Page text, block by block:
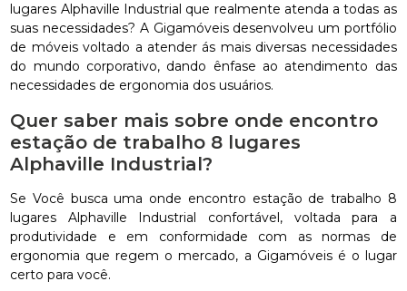
lugares Alphaville Industrial que realmente atenda a todas as
suas necessidades? A Gigamóveis desenvolveu um portfólio
de móveis voltado a atender ás mais diversas necessidades
do mundo corporativo, dando ênfase ao atendimento das
necessidades de ergonomia dos usuários.
Quer saber mais sobre onde encontro
estação de trabalho 8 lugares
Alphaville Industrial?
Se Você busca uma onde encontro estação de trabalho 8
lugares Alphaville Industrial confortável, voltada para a
produtividade e em conformidade com as normas de
ergonomia que regem o mercado, a Gigamóveis é o lugar
certo para você.